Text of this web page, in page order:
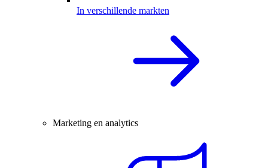
In verschillende markten
Marketing en analytics